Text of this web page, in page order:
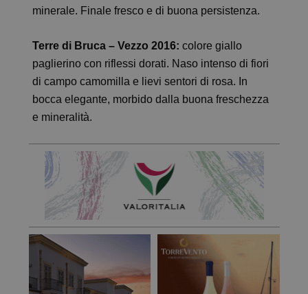
minerale. Finale fresco e di buona persistenza.
Terre di Bruca – Vezzo 2016: colore giallo
paglierino con riflessi dorati. Naso intenso di fiori
di campo camomilla e lievi sentori di rosa. In
bocca elegante, morbido dalla buona freschezza
e mineralità.